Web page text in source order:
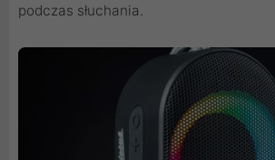
podczas słuchania.